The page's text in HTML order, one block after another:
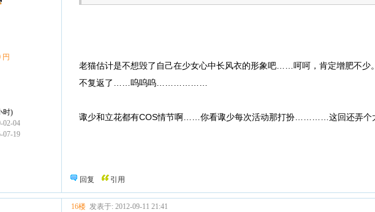
円
时)
02-04
07-19
老猫估计是不想毁了自己在少女心中长风衣的形象吧……呵呵，肯定增肥不少
不复返了……呜呜呜………………
诹少和立花都有COS情节啊……你看诹少每次活动那打扮…………这回还弄
回复 引用
16楼 发表于: 2012-09-11 21:41